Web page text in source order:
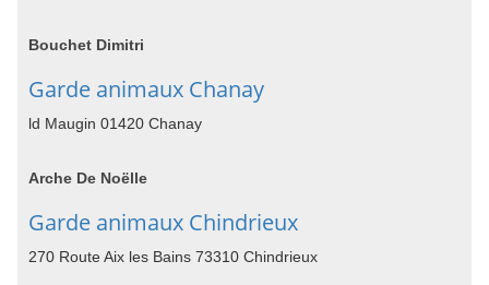
Bouchet Dimitri
Garde animaux Chanay
ld Maugin 01420 Chanay
Arche De Noëlle
Garde animaux Chindrieux
270 Route Aix les Bains 73310 Chindrieux